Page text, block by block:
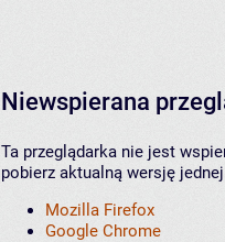
Niewspierana
Ta przeglądarka nie jest
pobierz aktualną wersję
Mozilla Firefox
Google Chrome